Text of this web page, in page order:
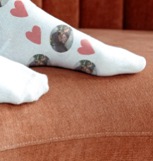
wenigen Schritten – mit
einer Nachricht von
für den perfekten